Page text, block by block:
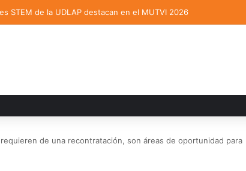
STEM de la UDLAP destacan en el MUTVI 2026
de una recontratación, son áreas de oportunidad para